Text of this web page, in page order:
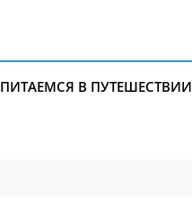
ПИТАЕМСЯ В ПУТЕШЕСТВИИ